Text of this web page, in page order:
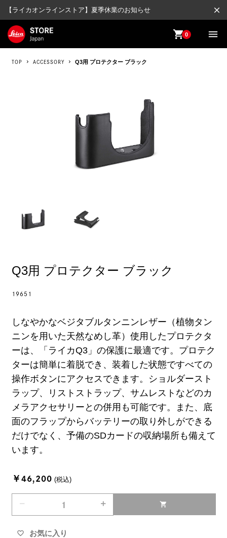
【ライカオンラインストア】夏季休業のお知らせ close
shopping_cart0 menu
TOP ACCESSORY Q3用 プロテクター ブラック
Q3用 プロテクター ブラック
19651
しなやかなベジタブルタンニンレザー（植物タン
ニンを用いた天然なめし革）使用したプロテクタ
ーは、「ライカQ3」の保護に最適です。プロテク
ターは簡単に着脱でき、装着した状態ですべての
操作ボタンにアクセスできます。ショルダースト
ラップ、リストストラップ、サムレストなどのカ
メラアクセサリーとの併用も可能です。また、底
面のフラップからバッテリーの取り外しができる
だけでなく、予備のSDカードの収納場所も備えて
います。
￥46,200 (税込)
remove add shopping_cart
favorite_border お気に入り